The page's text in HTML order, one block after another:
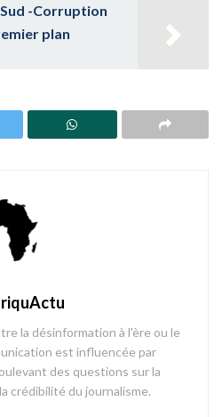
-Corruption
plan
la désinformation à l'ère ou le
est influencée par
des questions sur la
crédibilité du journalisme.